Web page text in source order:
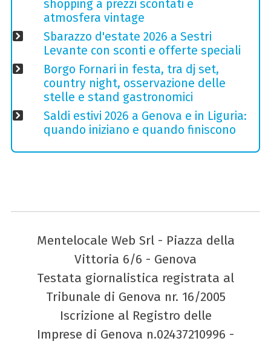
shopping a prezzi scontati e
atmosfera vintage
Sbarazzo d'estate 2026 a Sestri
Levante con sconti e offerte speciali
Borgo Fornari in festa, tra dj set,
country night, osservazione delle
stelle e stand gastronomici
Saldi estivi 2026 a Genova e in Liguria:
quando iniziano e quando finiscono
Mentelocale Web Srl - Piazza della
Vittoria 6/6 - Genova
Testata giornalistica registrata al
Tribunale di Genova nr. 16/2005
Iscrizione al Registro delle
Imprese di Genova n.02437210996 -